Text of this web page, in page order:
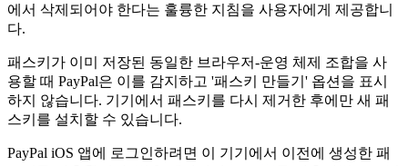
에서 삭제되어야 한다는 훌륭한 지침을 사용자에게 제공합니
다.
패스키가 이미 저장된 동일한 브라우저-운영 체제 조합을 사
용할 때 PayPal은 이를 감지하고 '패스키 만들기' 옵션을 표시
하지 않습니다. 기기에서 패스키를 다시 제거한 후에만 새 패
스키를 설치할 수 있습니다.
PayPal iOS 앱에 로그인하려면 이 기기에서 이전에 생성한 패